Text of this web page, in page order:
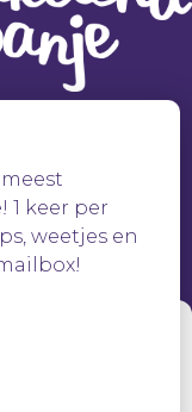
technologieën zoals
1 keer per
weetjes en